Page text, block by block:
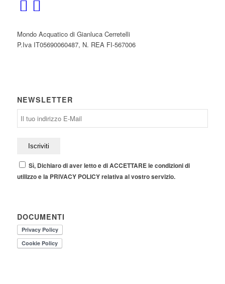
Mondo Acquatico di Gianluca Cerretelli
P.Iva IT05690060487, N. REA FI-567006
NEWSLETTER
Sì, Dichiaro di aver letto e di ACCETTARE le condizioni di
utilizzo e la PRIVACY POLICY relativa al vostro servizio.
DOCUMENTI